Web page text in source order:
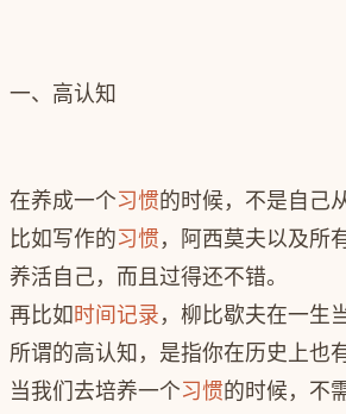
一、高认知
在养成一个习惯的时候，不是自己
比如写作的习惯，阿西莫夫以及所
养活自己，而且过得还不错。
再比如时间记录，柳比歇夫在一生
所谓的高认知，是指你在历史上也
当我们去培养一个习惯的时候，不